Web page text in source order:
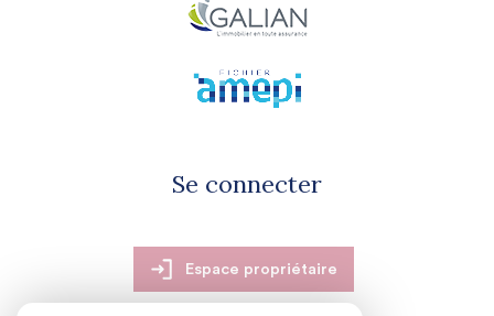
Se connecter
Espace propriétaire